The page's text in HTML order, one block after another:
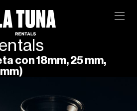
con 18mm, 25 mm,